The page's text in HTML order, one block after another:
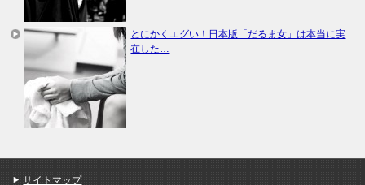
とにかくエグい！日本版「だるま女」は本当に実
在した…
サイトマップ